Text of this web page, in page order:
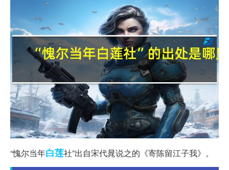
“愧尔当年白莲社”出自宋代晁说之的《寄陈留江子我》。